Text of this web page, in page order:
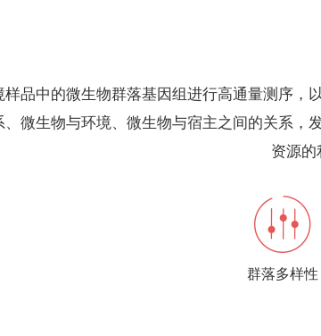
样品中的微生物群落基因组进行高通量测序
、微生物与环境、微生物与宿主之间的关系，
资源的
群落多样性